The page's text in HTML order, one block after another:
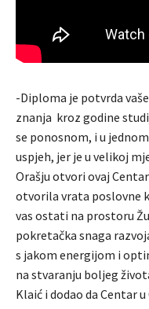
-Diploma je potvrda
znanja kroz godine
se ponosnom, i u
uspjeh, jer je u velikoj
Orašju otvori ovaj
otvorila vrata poslovne
vas ostati na prostoru
pokretačka snaga
s jakom energijom i
na stvaranju boljeg
Klaić i dodao da Centar